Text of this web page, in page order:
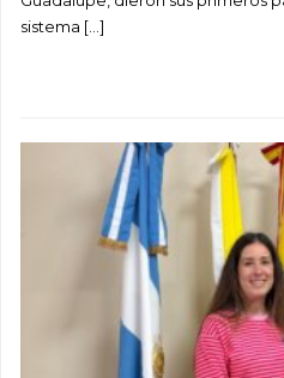
sistema […]